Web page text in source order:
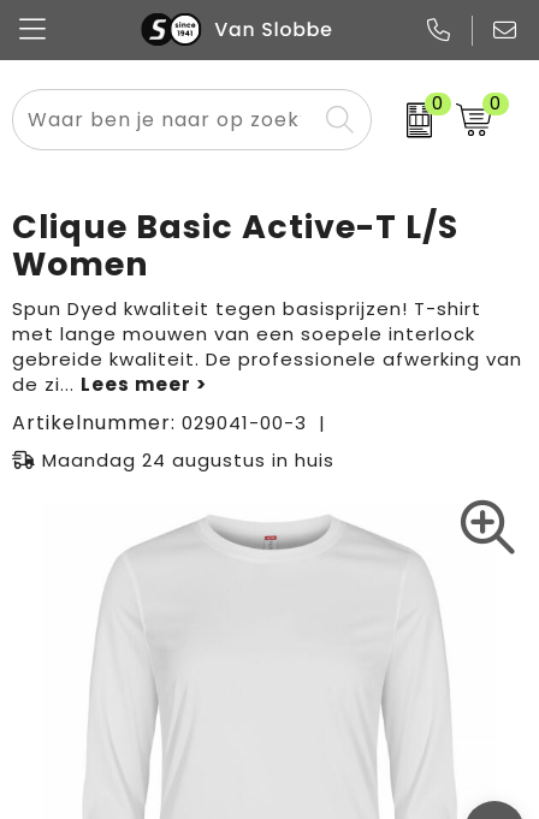
0 0
Alle categorieën
Snoep
Promo
Pennen
Notitieboekjes
Papier
Flessen
Glazen en karaffen
Merken
Meest gekozen
Sportkleding
Overig textiel
Boodschappen- en draagtassen
Sport & vrije tijd
Rugzakken
Clique Basic Active-T L/S
Women
Spun Dyed kwaliteit tegen basisprijzen! T-shirt
met lange mouwen van een soepele interlock
gebreide kwaliteit. De professionele afwerking van
de zi...
Artikelnummer: 029041-00-3
Maandag 24 augustus in huis